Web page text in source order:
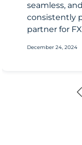
seamless,
consistently
partner for
December 24, 2024